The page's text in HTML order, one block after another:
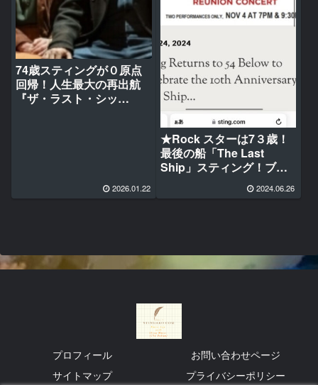
74歳スティングが０原点
回帰！人生最大の再出航
『ザ・ラスト・シッ
2026.01.22
★Rock スターは7３歳！
最後の船「The Last
Ship」スティング！ブロ
ードウェイで10周年記念
公演
2024.06.26
プロフィール
お問い合わせページ
サイトマップ
プライバシーポリシー